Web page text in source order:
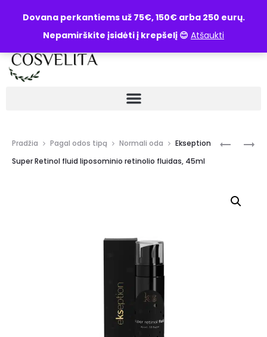
Dovana perkantiems už 75€, 150€ arba 250 eurų.
Nepamirškite įsidėti į krepšelį 😊 Atšaukti
UŽKLAUSA
Pradžia Pagal odos tipą Normali oda
Ekseption
Super Retinol fluid liposominio retinolio fluidas, 45ml